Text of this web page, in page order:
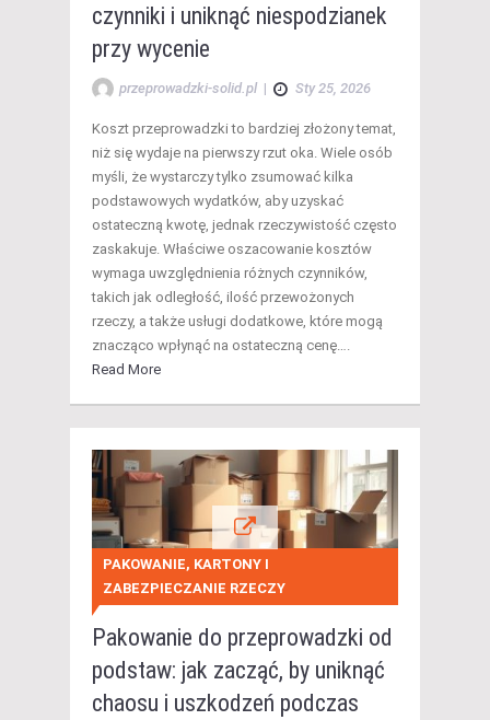
czynniki i uniknąć niespodzianek
przy wycenie
przeprowadzki-solid.pl | Sty 25, 2026
Koszt przeprowadzki to bardziej złożony temat,
niż się wydaje na pierwszy rzut oka. Wiele osób
myśli, że wystarczy tylko zsumować kilka
podstawowych wydatków, aby uzyskać
ostateczną kwotę, jednak rzeczywistość często
zaskakuje. Właściwe oszacowanie kosztów
wymaga uwzględnienia różnych czynników,
takich jak odległość, ilość przewożonych
rzeczy, a także usługi dodatkowe, które mogą
znacząco wpłynąć na ostateczną cenę….
Read More
PAKOWANIE, KARTONY I
ZABEZPIECZANIE RZECZY
Pakowanie do przeprowadzki od
podstaw: jak zacząć, by uniknąć
chaosu i uszkodzeń podczas